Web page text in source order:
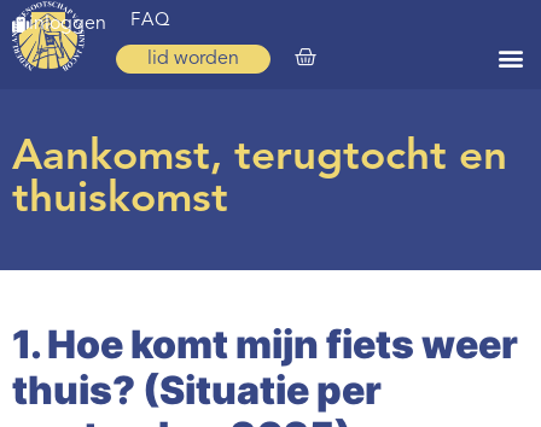
inloggen FAQ
lid worden
Zoeken
Op weg
Aankomst, terugtocht en
thuiskomst
1. Hoe komt mijn fiets weer
thuis? (Situatie per